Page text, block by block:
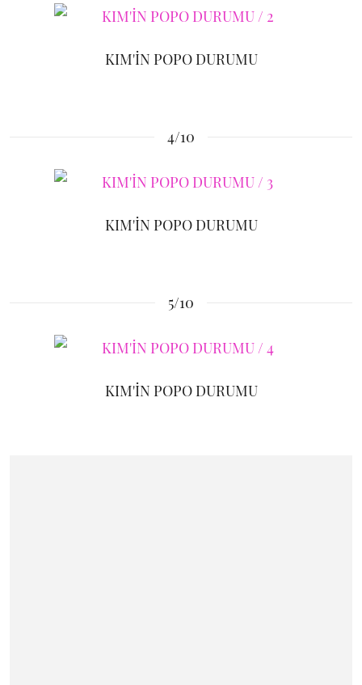
KIM'İN POPO DURUMU
4/10
KIM'İN POPO DURUMU
5/10
KIM'İN POPO DURUMU